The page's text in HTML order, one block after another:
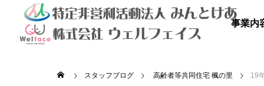
事業内
スタッフブログ 高齢者等共同住宅 楓の里 19